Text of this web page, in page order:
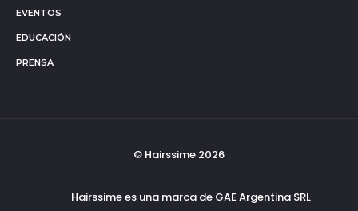
EVENTOS
EDUCACIÓN
PRENSA
© Hairssime 2026
Hairssime es una marca de GAE Argentina SRL